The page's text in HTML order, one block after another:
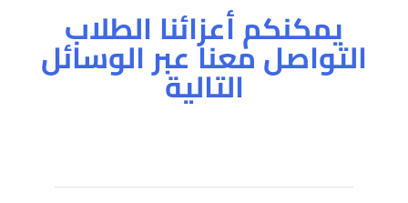
يمكنكم أعزائنا الطلاب
التواصل معنا عبر الوسائل
التالية